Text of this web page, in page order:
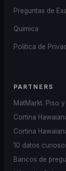
Preguntas de
Quimica
Politica de
PARTNERS
MatMarkt. Piso
Cortina
Cortina
10 datos
Bancos de